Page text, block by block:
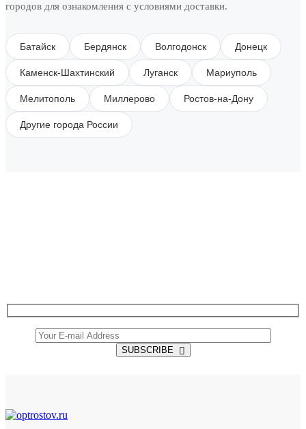
городов для ознакомления с условиями доставки.
Батайск Бердянск Волгодонск Донецк
Каменск-Шахтинский Луганск Мариуполь
Мелитополь Миллерово Ростов-на-Дону
Другие города России
SUBSCRIBE